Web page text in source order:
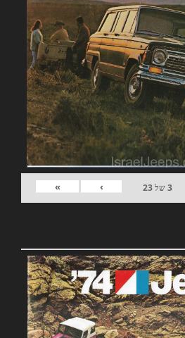
3של23
›
»